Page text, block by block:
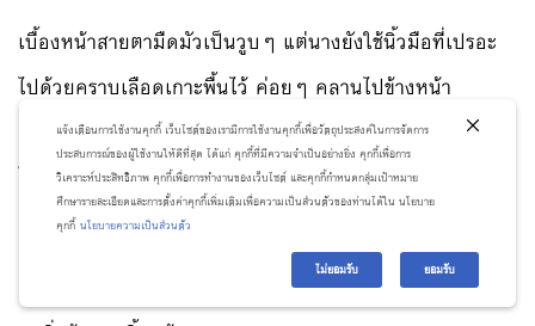
เบื้องหน้าสายตามืดมัวเป็นวูบๆ แต่นางยังใช้นิ้วมือที่เปรอะ
ไปด้วยคราบเลือดเกาะพื้นไว้ ค่อยๆ คลานไปข้างหน้า
ทั้งๆ ที่รู้ว่าสายเกินไป
เห็นหนานกงซื่อกระโดดลงสระหลงหุนไปกับตาแล้ว
แจ้งเตือนการใช้งานคุกกี้ เว็บไซต์ของเรามีการใช้งานคุกกี้เพื่อวัตถุประสงค์ในการจัดการ
ประสบการณ์ของผู้ใช้งานให้ดีที่สุด ได้แก่ คุกกี้ที่มีความจำเป็นอย่างยิ่ง คุกกี้เพื่อการ
วิเคราะห์ประสิทธิภาพ คุกกี้เพื่อการทำงานของเว็บไซต์ และคุกกี้กำหนดกลุ่มเป้าหมาย
ศึกษารายละเอียดและการตั้งค่าคุกกี้เพิ่มเติมเพื่อความเป็นส่วนตัวของท่านได้ใน นโยบาย
คุกกี้ นโยบายความเป็นส่วนตัว
ไม่ยอมรับ ยอมรับ